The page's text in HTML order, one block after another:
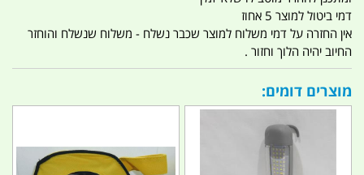
דמי ביטול למוצר 5 אחוז
אין החזרה על דמי משלוח למוצר שכבר נשלח - משלוח שנשלח והוחזר
החיוב יהיה הלוך וחזור .
מוצרים דומים: